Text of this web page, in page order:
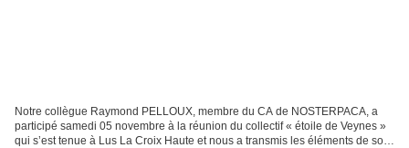
Notre collègue Raymond PELLOUX, membre du CA de NOSTERPACA, a
participé samedi 05 novembre à la réunion du collectif « étoile de Veynes »
qui s’est tenue à Lus La Croix Haute et nous a transmis les éléments de son